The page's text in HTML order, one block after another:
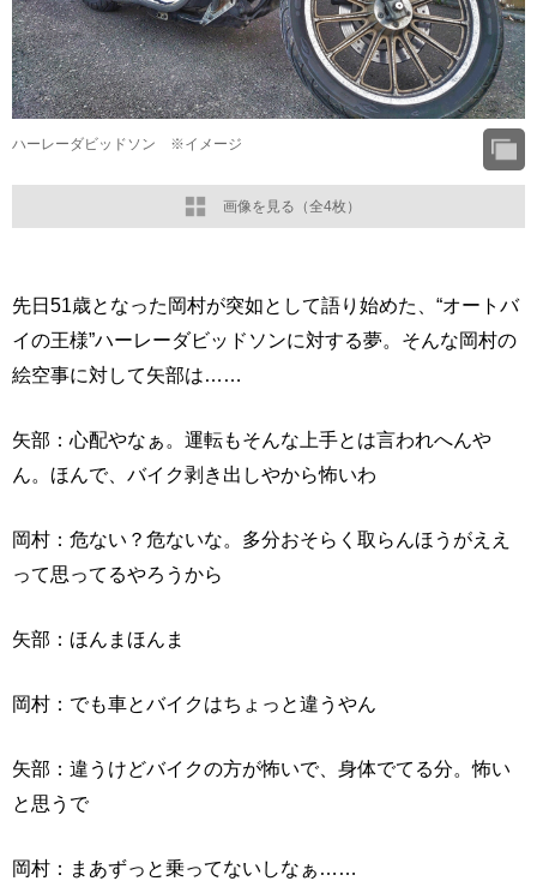
画像を見る（全4枚）
ハーレーダビッドソン ※イメージ
先日51歳となった岡村が突如として語り始めた、“オートバ
イの王様”ハーレーダビッドソンに対する夢。そんな岡村の
絵空事に対して矢部は……
矢部：心配やなぁ。運転もそんな上手とは言われへんや
ん。ほんで、バイク剥き出しやから怖いわ
岡村：危ない？危ないな。多分おそらく取らんほうがええ
って思ってるやろうから
矢部：ほんまほんま
岡村：でも車とバイクはちょっと違うやん
矢部：違うけどバイクの方が怖いで、身体でてる分。怖い
と思うで
岡村：まあずっと乗ってないしなぁ……